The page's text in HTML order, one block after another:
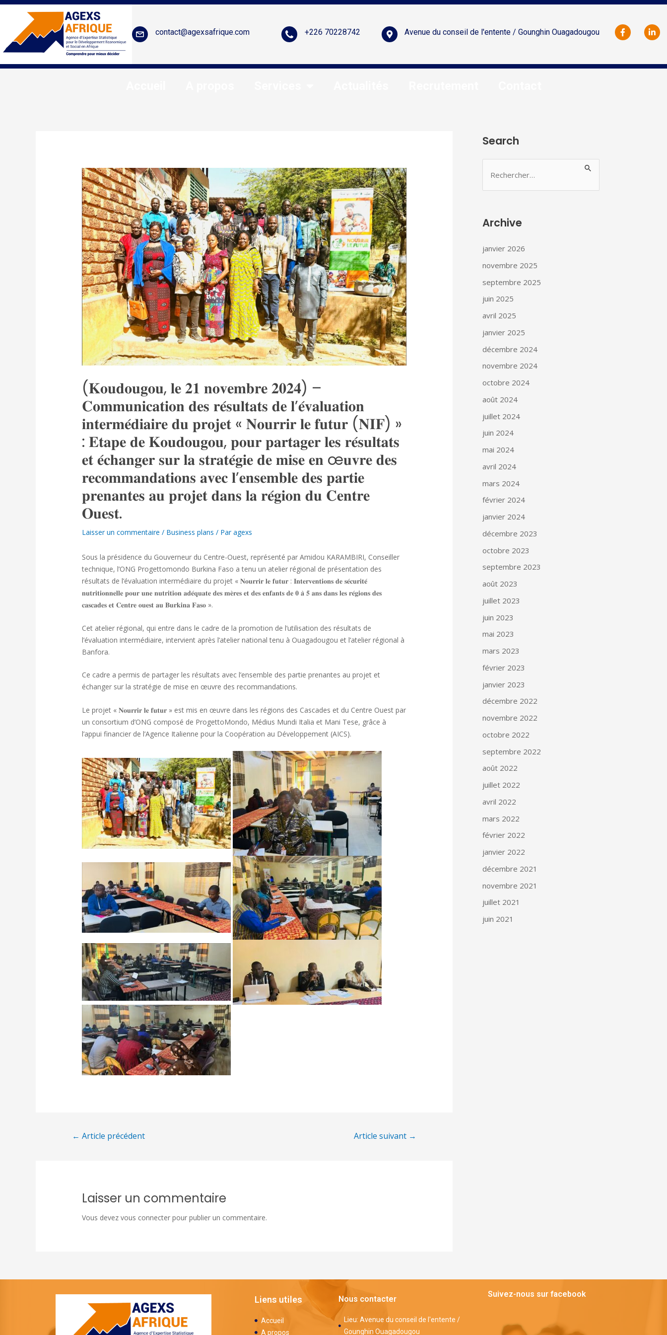
contact@agexsafrique.com +226 70228742 Avenue du conseil de l'entente / Gounghin Ouagadougou
(𝐊𝐨𝐮𝐝𝐨𝐮𝐠𝐨𝐮, 𝐥𝐞 𝟐𝟏 𝐧𝐨𝐯𝐞𝐦𝐛𝐫𝐞 𝟐𝟎𝟐𝟒) –
𝐂𝐨𝐦𝐦𝐮𝐧𝐢𝐜𝐚𝐭𝐢𝐨𝐧 𝐝𝐞𝐬 𝐫𝐞́𝐬𝐮𝐥𝐭𝐚𝐭𝐬 𝐝𝐞 𝐥’𝐞́𝐯𝐚𝐥𝐮𝐚𝐭𝐢𝐨𝐧
𝐢𝐧𝐭𝐞𝐫𝐦𝐞́𝐝𝐢𝐚𝐢𝐫𝐞 𝐝𝐮 𝐩𝐫𝐨𝐣𝐞𝐭 « 𝐍𝐨𝐮𝐫𝐫𝐢𝐫 𝐥𝐞 𝐟𝐮𝐭𝐮𝐫 (𝐍𝐈𝐅) »
: 𝐄𝐭𝐚𝐩𝐞 𝐝𝐞 𝐊𝐨𝐮𝐝𝐨𝐮𝐠𝐨𝐮, 𝐩𝐨𝐮𝐫 𝐩𝐚𝐫𝐭𝐚𝐠𝐞𝐫 𝐥𝐞𝐬 𝐫𝐞́𝐬𝐮𝐥𝐭𝐚𝐭𝐬
𝐞𝐭 𝐞́𝐜𝐡𝐚𝐧𝐠𝐞𝐫 𝐬𝐮𝐫 𝐥𝐚 𝐬𝐭𝐫𝐚𝐭𝐞́𝐠𝐢𝐞 𝐝𝐞 𝐦𝐢𝐬𝐞 𝐞𝐧 œ𝐮𝐯𝐫𝐞 𝐝𝐞𝐬
𝐫𝐞𝐜𝐨𝐦𝐦𝐚𝐧𝐝𝐚𝐭𝐢𝐨𝐧𝐬 𝐚𝐯𝐞𝐜 𝐥’𝐞𝐧𝐬𝐞𝐦𝐛𝐥𝐞 𝐝𝐞𝐬 𝐩𝐚𝐫𝐭𝐢𝐞
𝐩𝐫𝐞𝐧𝐚𝐧𝐭𝐞𝐬 𝐚𝐮 𝐩𝐫𝐨𝐣𝐞𝐭 𝐝𝐚𝐧𝐬 𝐥𝐚 𝐫𝐞́𝐠𝐢𝐨𝐧 𝐝𝐮 𝐂𝐞𝐧𝐭𝐫𝐞
𝐎𝐮𝐞𝐬𝐭.
Laisser un commentaire / Business plans / Paragexs
Sous la présidence du Gouverneur du Centre-Ouest, représenté par Amidou KARAMBIRI, Conseiller
technique, l’ONG Progettomondo Burkina Faso a tenu un atelier régional de présentation des
résultats de l’évaluation intermédiaire du projet « 𝐍𝐨𝐮𝐫𝐫𝐢𝐫 𝐥𝐞 𝐟𝐮𝐭𝐮𝐫 : 𝐈𝐧𝐭𝐞𝐫𝐯𝐞𝐧𝐭𝐢𝐨𝐧𝐬 𝐝𝐞 𝐬𝐞́𝐜𝐮𝐫𝐢𝐭𝐞́
𝐧𝐮𝐭𝐫𝐢𝐭𝐢𝐨𝐧𝐧𝐞𝐥𝐥𝐞 𝐩𝐨𝐮𝐫 𝐮𝐧𝐞 𝐧𝐮𝐭𝐫𝐢𝐭𝐢𝐨𝐧 𝐚𝐝𝐞́𝐪𝐮𝐚𝐭𝐞 𝐝𝐞𝐬 𝐦𝐞̀𝐫𝐞𝐬 𝐞𝐭 𝐝𝐞𝐬 𝐞𝐧𝐟𝐚𝐧𝐭𝐬 𝐝𝐞 𝟎 𝐚̀ 𝟓 𝐚𝐧𝐬 𝐝𝐚𝐧𝐬 𝐥𝐞𝐬 𝐫𝐞́𝐠𝐢𝐨𝐧𝐬 𝐝𝐞𝐬
𝐜𝐚𝐬𝐜𝐚𝐝𝐞𝐬 𝐞𝐭 𝐂𝐞𝐧𝐭𝐫𝐞 𝐨𝐮𝐞𝐬𝐭 𝐚𝐮 𝐁𝐮𝐫𝐤𝐢𝐧𝐚 𝐅𝐚𝐬𝐨 ».
Cet atelier régional, qui entre dans le cadre de la promotion de l’utilisation des résultats de
l’évaluation intermédiaire, intervient après l’atelier national tenu à Ouagadougou et l’atelier régional à
Banfora.
Ce cadre a permis de partager les résultats avec l’ensemble des partie prenantes au projet et
échanger sur la stratégie de mise en œuvre des recommandations.
Le projet « 𝐍𝐨𝐮𝐫𝐫𝐢𝐫 𝐥𝐞 𝐟𝐮𝐭𝐮𝐫 » est mis en œuvre dans les régions des Cascades et du Centre Ouest par
un consortium d’ONG composé de ProgettoMondo, Médius Mundi Italia et Mani Tese, grâce à
l’appui financier de l’Agence Italienne pour la Coopération au Développement (AICS).
← Article précédent Article suivant →
Laisser un commentaire
Vous devezvous connecter pour publier un commentaire.
Search
Archive
janvier 2026
novembre 2025
septembre 2025
juin 2025
avril 2025
janvier 2025
décembre 2024
novembre 2024
octobre 2024
août 2024
juillet 2024
juin 2024
mai 2024
avril 2024
mars 2024
février 2024
janvier 2024
décembre 2023
octobre 2023
septembre 2023
août 2023
juillet 2023
juin 2023
mai 2023
mars 2023
février 2023
janvier 2023
décembre 2022
novembre 2022
octobre 2022
septembre 2022
août 2022
juillet 2022
avril 2022
mars 2022
février 2022
janvier 2022
décembre 2021
novembre 2021
juillet 2021
juin 2021
Liens utiles
Accueil
A propos
Nous contacter
Lieu: Avenue du conseil de l'entente /
Gounghin Ouagadougou
Suivez-nous sur facebook